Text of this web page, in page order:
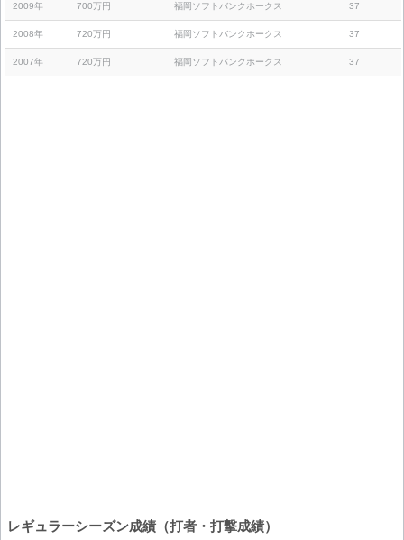
2009年 700万円 福岡ソフトバンクホークス 37
2008年 720万円 福岡ソフトバンクホークス 37
2007年 720万円 福岡ソフトバンクホークス 37
レギュラーシーズン成績（打者・打撃成績）